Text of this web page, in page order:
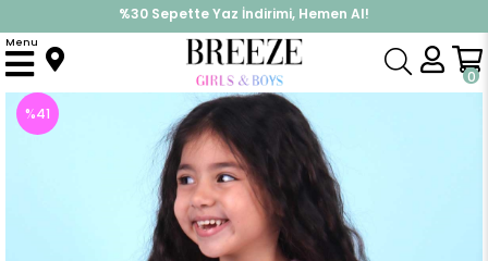
İndirimlere ek %10 İndirimi Kap, Hemen Üye Ol!
0
Menu
Anasayfa Takımlar Eşofman Takım Kız Bebek Eşofman Takımı Kedicorn Pudra (9 Ay)
%41